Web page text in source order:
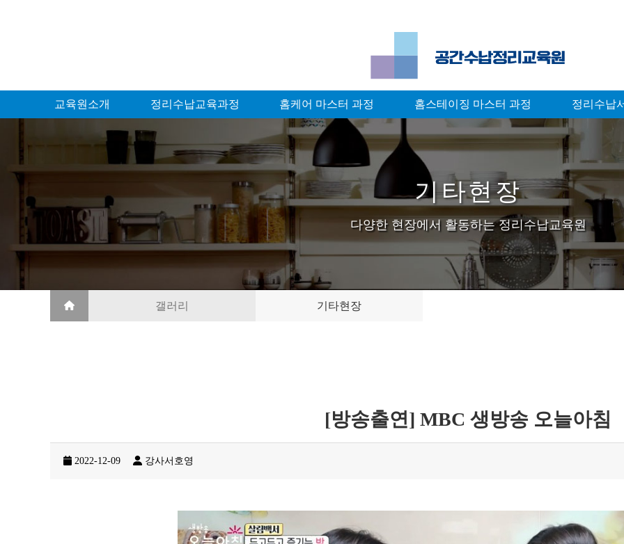
교육원소개 정리수납교육과정 홈케어 마스터 과정 홈스테이징 마스터 과정 정리수납
기타현장
다양한 현장에서 활동하는 정리수납교육원
갤러리 기타현장
[방송출연] MBC 생방송 오늘아침
2022-12-09 강사서호영